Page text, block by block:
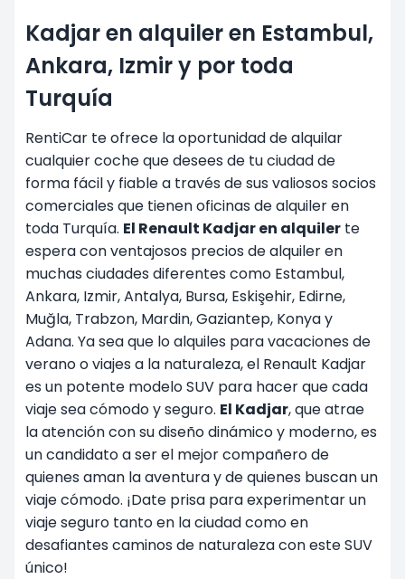
Kadjar en alquiler en Estambul,
Ankara, Izmir y por toda
Turquía
RentiCar te ofrece la oportunidad de alquilar
cualquier coche que desees de tu ciudad de
forma fácil y fiable a través de sus valiosos socios
comerciales que tienen oficinas de alquiler en
toda Turquía. El Renault Kadjar en alquiler te
espera con ventajosos precios de alquiler en
muchas ciudades diferentes como Estambul,
Ankara, Izmir, Antalya, Bursa, Eskişehir, Edirne,
Muğla, Trabzon, Mardin, Gaziantep, Konya y
Adana. Ya sea que lo alquiles para vacaciones de
verano o viajes a la naturaleza, el Renault Kadjar
es un potente modelo SUV para hacer que cada
viaje sea cómodo y seguro. El Kadjar, que atrae
la atención con su diseño dinámico y moderno, es
un candidato a ser el mejor compañero de
quienes aman la aventura y de quienes buscan un
viaje cómodo. ¡Date prisa para experimentar un
viaje seguro tanto en la ciudad como en
desafiantes caminos de naturaleza con este SUV
único!